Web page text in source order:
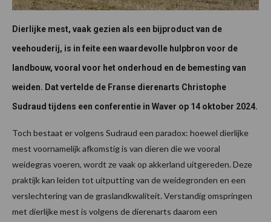
Dierlijke mest, vaak gezien als een bijproduct van de
veehouderij, is in feite een waardevolle hulpbron voor de
landbouw, vooral voor het onderhoud en de bemesting van
weiden. Dat vertelde de Franse dierenarts Christophe
Sudraud tijdens een conferentie in Waver op 14 oktober 2024.
Toch bestaat er volgens Sudraud een paradox: hoewel dierlijke
mest voornamelijk afkomstig is van dieren die we vooral
weidegras voeren, wordt ze vaak op akkerland uitgereden. Deze
praktijk kan leiden tot uitputting van de weidegronden en een
verslechtering van de graslandkwaliteit. Verstandig omspringen
met dierlijke mest is volgens de dierenarts daarom een